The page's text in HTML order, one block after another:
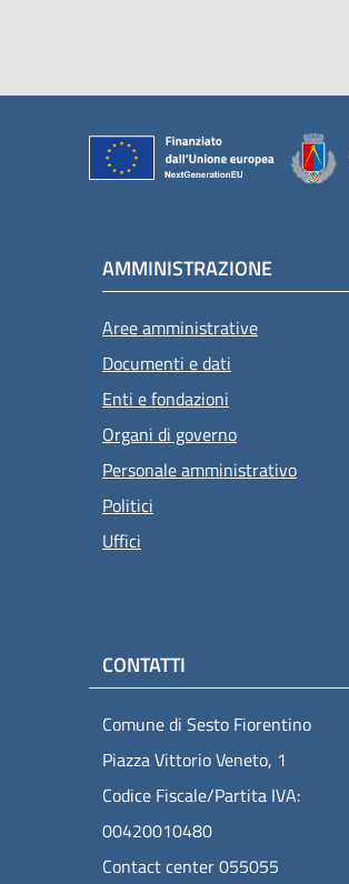
AMMINISTRAZIONE
Aree amministrative
Documenti e dati
Enti e fondazioni
Organi di governo
Personale amministrativo
Politici
Uffici
CONTATTI
Comune di Sesto Fiorentino
Piazza Vittorio Veneto, 1
Codice Fiscale/Partita IVA:
00420010480
Contact center 055055